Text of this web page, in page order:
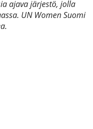
ajava järjestö, jolla
UN Women Suomi